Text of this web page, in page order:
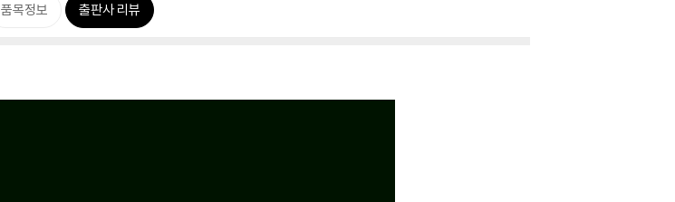
품목정보 출판사 리뷰